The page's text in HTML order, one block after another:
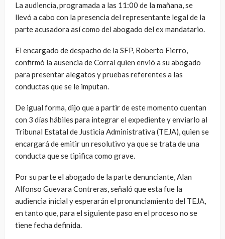
La audiencia, programada a las 11:00 de la mañana, se
llevó a cabo con la presencia del representante legal de la
parte acusadora así como del abogado del ex mandatario.
El encargado de despacho de la SFP, Roberto Fierro,
confirmó la ausencia de Corral quien envió a su abogado
para presentar alegatos y pruebas referentes a las
conductas que se le imputan.
De igual forma, dijo que a partir de este momento cuentan
con 3 días hábiles para integrar el expediente y enviarlo al
Tribunal Estatal de Justicia Administrativa (TEJA), quien se
encargará de emitir un resolutivo ya que se trata de una
conducta que se tipifica como grave.
Por su parte el abogado de la parte denunciante, Alan
Alfonso Guevara Contreras, señaló que esta fue la
audiencia inicial y esperarán el pronunciamiento del TEJA,
en tanto que, para el siguiente paso en el proceso no se
tiene fecha definida.